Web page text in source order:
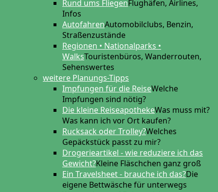
Rund ums FliegenFlughäfen, Airlines,
Infos
AutofahrenAutomobilclubs, Benzin,
Straßenzustände
Regionen • Nationalparks •
WalksTouristenbüros, Wanderrouten,
Sehenswertes
weitere Planungs-Tipps
Impfungen für die ReiseWelche
Impfungen sind nötig?
Die kleine ReiseapothekeWas muss mit?
Was kann ich vor Ort kaufen?
Rucksack oder Trolley?Welches
Gepäckstück passt zu mir?
Drogerieartikel - wie reduziere ich das
Gewicht?Kleine Fläschchen ganz groß
Ein Travelsheet - brauche ich das?Die
eigene Bettwäsche für unterwegs